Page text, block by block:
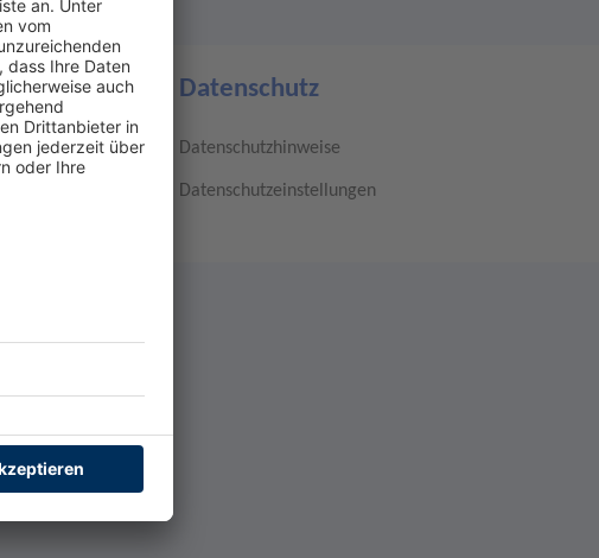
Datenschutz
Datenschutzhinweise
Datenschutzeinstellungen